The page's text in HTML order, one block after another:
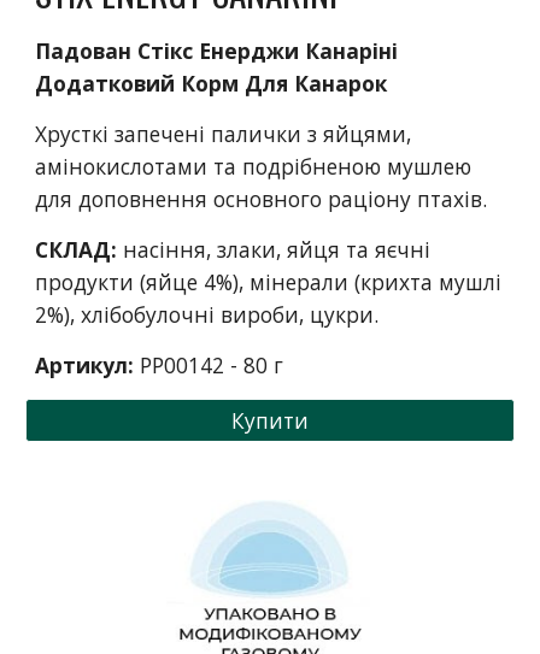
Падован Стікс Енерджи Канаріні
Додатковий Корм Для Канарок
Хрусткі запечені палички з яйцями,
амінокислотами та подрібненою мушлею
для доповнення основного раціону птахів.
СКЛАД: насіння, злаки, яйця та яєчні
продукти (яйце 4%), мінерали (крихта мушлі
2%), хлібобулочні вироби, цукри.
Артикул: PP00142 - 80 г
Купити